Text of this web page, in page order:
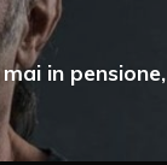
in pensione,